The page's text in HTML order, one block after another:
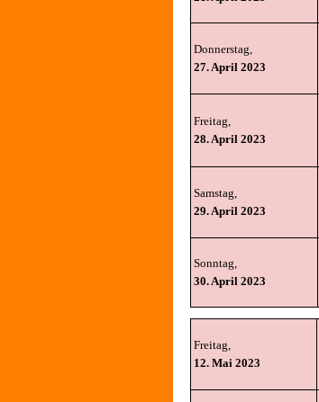
Donnerstag,
27. April 2023
Freitag,
28. April 2023
Samstag,
29. April 2023
Sonntag,
30. April 2023
Freitag,
12. Mai 2023